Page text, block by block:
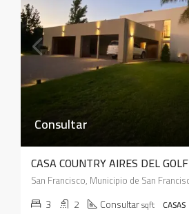
Consultar
CASA COUNTRY AIRES DEL GOLF
3 2 Consultarsqft CASAS